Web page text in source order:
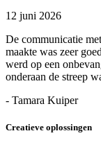
12 juni 2026
De communicatie
maakte was zeer
werd op een
onderaan de streep
- Tamara Kuiper
Creatieve oplossingen